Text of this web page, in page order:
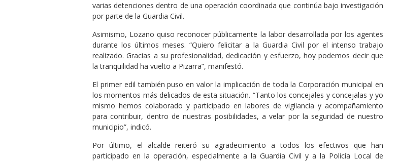
varias detenciones dentro de una operación coordinada que continúa bajo investigación
por parte de la Guardia Civil.
Asimismo, Lozano quiso reconocer públicamente la labor desarrollada por los agentes
durante los últimos meses. “Quiero felicitar a la Guardia Civil por el intenso trabajo
realizado. Gracias a su profesionalidad, dedicación y esfuerzo, hoy podemos decir que
la tranquilidad ha vuelto a Pizarra”, manifestó.
El primer edil también puso en valor la implicación de toda la Corporación municipal en
los momentos más delicados de esta situación. “Tanto los concejales y concejalas y yo
mismo hemos colaborado y participado en labores de vigilancia y acompañamiento
para contribuir, dentro de nuestras posibilidades, a velar por la seguridad de nuestro
municipio”, indicó.
Por último, el alcalde reiteró su agradecimiento a todos los efectivos que han
participado en la operación, especialmente a la Guardia Civil y a la Policía Local de